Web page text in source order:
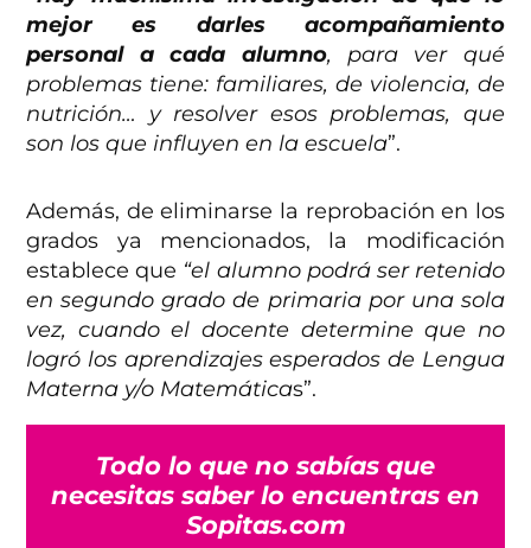
mejor es darles acompañamiento
personal a cada alumno, para ver qué
problemas tiene: familiares, de violencia, de
nutrición… y resolver esos problemas, que
son los que influyen en la escuela”.
Además, de eliminarse la reprobación en los
grados ya mencionados, la modificación
establece que “el alumno podrá ser retenido
en segundo grado de primaria por una sola
vez, cuando el docente determine que no
logró los aprendizajes esperados de Lengua
Materna y/o Matemáticas”.
Todo lo que no sabías que
necesitas saber lo encuentras en
Sopitas.com